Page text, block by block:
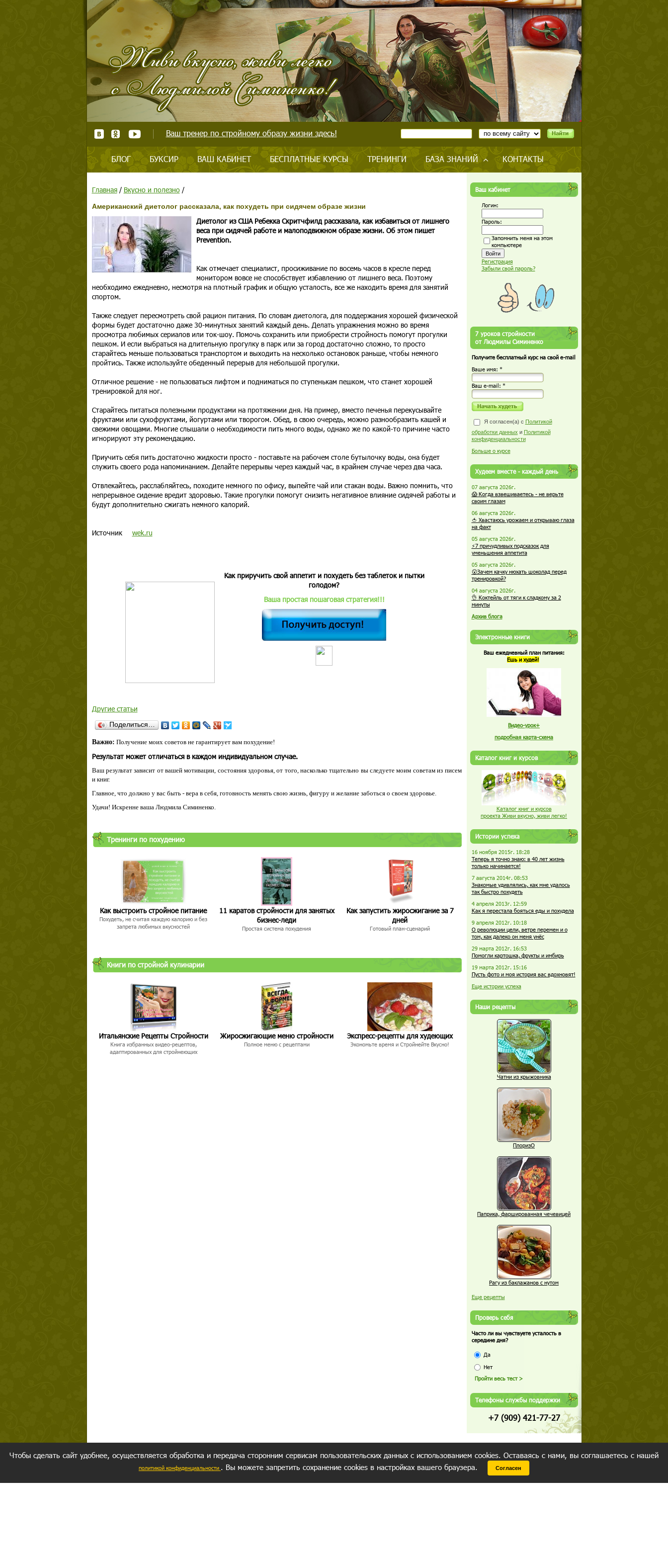
Ваш тренер по стройному образу жизни здесь!
БЛОГ БУКСИР ВАШ КАБИНЕТ БЕСПЛАТНЫЕ КУРСЫ ТРЕНИНГИ БАЗА ЗНАНИЙ КОНТАКТЫ
Главная/ Вкусно и полезно/
Американский диетолог рассказала, как похудеть при сидячем образе жизни
Диетолог из США Ребекка Скритчфилд рассказала, как избавиться от лишнего
веса при сидячей работе и малоподвижном образе жизни. Об этом пишет
Prevention.
Как отмечает специалист, просиживание по восемь часов в кресле перед
монитором вовсе не способствует избавлению от лишнего веса. Поэтому
необходимо ежедневно, несмотря на плотный график и общую усталость, все же находить время для занятий
спортом.
Также следует пересмотреть свой рацион питания. По словам диетолога, для поддержания хорошей физической
формы будет достаточно даже 30-минутных занятий каждый день. Делать упражнения можно во время
просмотра любимых сериалов или ток-шоу. Помочь сохранить или приобрести стройность помогут прогулки
пешком. И если выбраться на длительную прогулку в парк или за город достаточно сложно, то просто
старайтесь меньше пользоваться транспортом и выходить на несколько остановок раньше, чтобы немного
пройтись. Также используйте обеденный перерыв для небольшой прогулки.
Отличное решение - не пользоваться лифтом и подниматься по ступенькам пешком, что станет хорошей
тренировкой для ног.
Старайтесь питаться полезными продуктами на протяжении дня. На пример, вместо печенья перекусывайте
фруктами или сухофруктами, йогуртами или творогом. Обед, в свою очередь, можно разнообразить кашей и
свежими овощами. Многие слышали о необходимости пить много воды, однако же по какой-то причине часто
игнорируют эту рекомендацию.
Приучить себя пить достаточно жидкости просто - поставьте на рабочем столе бутылочку воды, она будет
служить своего рода напоминанием. Делайте перерывы через каждый час, в крайнем случае через два часа.
Отвлекайтесь, расслабляйтесь, походите немного по офису, выпейте чай или стакан воды. Важно помнить, что
непрерывное сидение вредит здоровью. Такие прогулки помогут снизить негативное влияние сидячей работы и
будут дополнительно сжигать немного калорий.
Источник wek.ru
Как приручить свой аппетит и похудеть без таблеток и пытки
голодом?
Ваша простая пошаговая стратегия!!!
Другие статьи
Поделиться…
Важно: Получение моих советов не гарантирует вам похудение!
Результат может отличаться в каждом индивидуальном случае.
Ваш результат зависит от вашей мотивации, состояния здоровья, от того, насколько тщательно вы следуете моим советам из писем
и книг.
Главное, что должно у вас быть - вера в себя, готовность менять свою жизнь, фигуру и желание заботься о своем здоровье.
Удачи! Искренне ваша Людмила Симиненко.
Тренинги по похудению
Как выстроить стройное питание
Похудеть, не считая каждую калорию и без
запрета любимых вкусностей
11 каратов стройности для занятых
бизнес-леди
Простая система похудения
Как запустить жиросжигание за 7
дней
Готовый план-сценарий
Книги по стройной кулинарии
Итальянские Рецепты Стройности
Книга избранных видео-рецептов,
адаптированных для стройнеющих
Жиросжигающие меню стройности
Полное меню с рецептами
Экспресс-рецепты для худеющих
Экономьте время и Стройнейте Вкусно!
Ваш кабинет
Логин:
Пароль:
Запомнить меня на этом
компьютере
Регистрация
Забыли свой пароль?
7 уроков стройности
от Людмилы Симиненко
Получите бесплатный курс на свой e-mail
Ваше имя: *
Ваш е-mail: *
Я согласен(а) с Политикой
обработки данных и Политикой
конфиденциальности
Больше о курсе
Худеем вместе - каждый день
07 августа 2026г.
😱 Когда взвешиваетесь - не верьте
своим глазам
06 августа 2026г.
🍅 Хвастаюсь урожаем и открываю глаза
на факт
05 августа 2026г.
⚡7 причудливых подсказок для
уменьшения аппетита
05 августа 2026г.
😮Зачем качку нюхать шоколад перед
тренировкой?
04 августа 2026г.
👌 Коктейль от тяги к сладкому за 2
минуты
Архив блога
Электронные книги
Ваш ежедневный план питания:
Ешь и худей!
Видео-урок+
подробная карта-схема
Каталог книг и курсов
Каталог книг и курсов
проекта Живи вкусно, живи легко!
Истории успеха
16 ноября 2015г. 18:28
Теперь я точно знаю: в 40 лет жизнь
только начинается!
7 августа 2014г. 08:53
Знакомые удивлялись, как мне удалось
так быстро похудеть
4 апреля 2013г. 12:59
Как я перестала бояться еды и похудела
9 апреля 2012г. 10:18
О революции цели, ветре перемен и о
том, как далеко он меня унёс
29 марта 2012г. 16:53
Помогли картошка, фрукты и имбирь
19 марта 2012г. 15:16
Пусть фото и моя история вас вдохновят!
Еще истории успеха
Наши рецепты
Чатни из крыжовника
ПлоризО
Паприка, фаршированная чечевицей
Рагу из баклажанов с нутом
Еще рецепты
Проверь себя
Часто ли вы чувствуете усталость в
середине дня?
Да
Нет
Телефоны службы поддержки
+7 (909) 421-77-27
Чтобы сделать сайт удобнее, осуществляется обработка и передача сторонним сервисам пользовательских данных с использованием cookies. Оставаясь с нами, вы соглашаетесь с нашей
политикой конфиденциальности . Вы можете запретить сохранение cookies в настройках вашего браузера. Согласен